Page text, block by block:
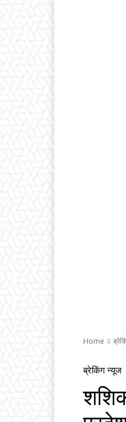
Home
ब्रेकिंग न्यूज